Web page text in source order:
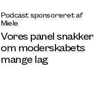
Podcast sponsoreret af
Miele
Vores panel snakker
om moderskabets
mange lag